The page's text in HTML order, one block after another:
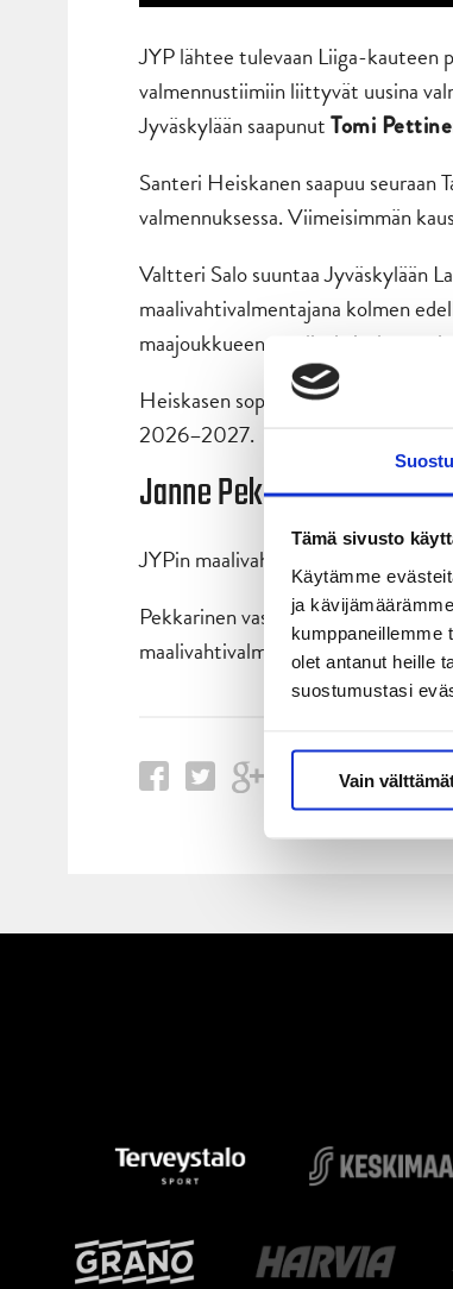
Tämä sivusto
Käytämme
ja
kumppaneillemme
olet antanut heille
suostumustasi
Vain
JYP lähtee tulevaan Liiga-kauteen
valmennustiimiin liittyvät uusina
Jyväskylään saapunutTomi
Santeri Heiskanen saapuu seuraan
valmennuksessa. Viimeisimmän
Valtteri Salo suuntaa Jyväskylään
maalivahtivalmentajana kolmen
maajoukkueen
Heiskasen sopimus seuran kanssa
2026–2027.
Janne Pekkarisesta
JYPin maalivahtivalmentajana
Pekkarinen vastaa jatkossa U20-
maalivahtivalmennuksen